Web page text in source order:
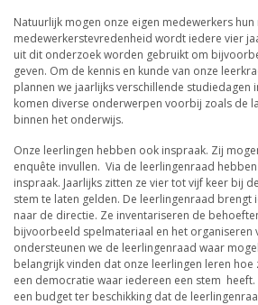
Natuurlijk mogen onze eigen medewerkers hun
medewerkerstevredenheid wordt iedere vier
uit dit onderzoek worden gebruikt om
geven. Om de kennis en kunde van onze
plannen we jaarlijks verschillende studiedagen
komen diverse onderwerpen voorbij zoals de
binnen het onderwijs.
Onze leerlingen hebben ook inspraak. Zij
enquête invullen. Via de leerlingenraad
inspraak. Jaarlijks zitten ze vier tot vijf keer bij
stem te laten gelden. De leerlingenraad brengt
naar de directie. Ze inventariseren de
bijvoorbeeld spelmateriaal en het organiseren
ondersteunen we de leerlingenraad waar
belangrijk vinden dat onze leerlingen leren hoe
een democratie waar iedereen een stem
een budget ter beschikking dat de